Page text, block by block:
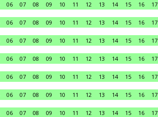
06 07 08 09 10 11 12 13 14 15 16 17
06 07 08 09 10 11 12 13 14 15 16 17
06 07 08 09 10 11 12 13 14 15 16 17
06 07 08 09 10 11 12 13 14 15 16 17
06 07 08 09 10 11 12 13 14 15 16 17
06 07 08 09 10 11 12 13 14 15 16 17
06 07 08 09 10 11 12 13 14 15 16 17